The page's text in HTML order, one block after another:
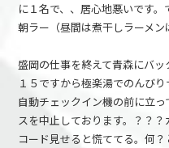
に１名で、、居心地悪いです
朝ラー（昼間は煮干しラーメン
盛岡の仕事を終えて青森にバ
１５ですから極楽湯でのんび
自動チェックイン機の前に立
スを中止しております。？？
コード見せると慌ててる。何